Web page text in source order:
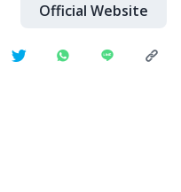
Official Website